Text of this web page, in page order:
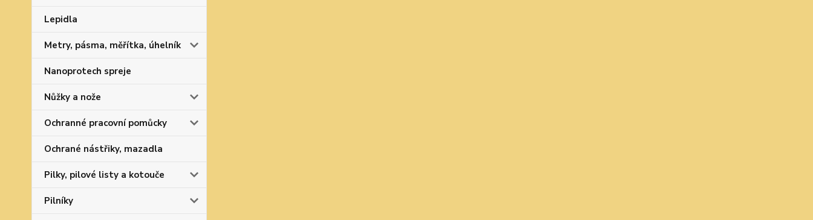
Lepidla
Metry, pásma, měřítka, úhelník
Nanoprotech spreje
Nůžky a nože
Ochranné pracovní pomůcky
Ochrané nástřiky, mazadla
Pilky, pilové listy a kotouče
Pilníky